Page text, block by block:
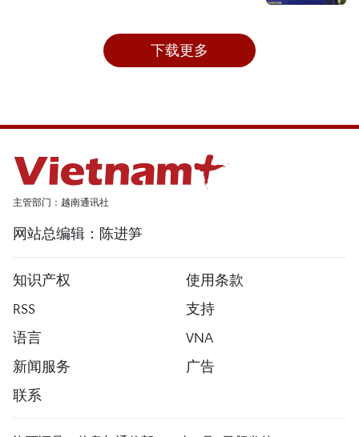
下载更多
主管部门：越南通讯社
网站总编辑：陈进笋
知识产权
使用条款
RSS
支持
语言
VNA
新闻服务
广告
联系